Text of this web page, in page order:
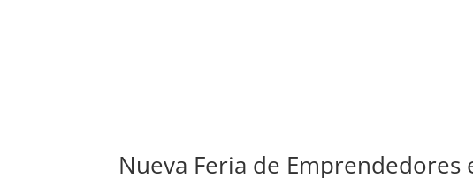
Nueva Feria de Emprendedores